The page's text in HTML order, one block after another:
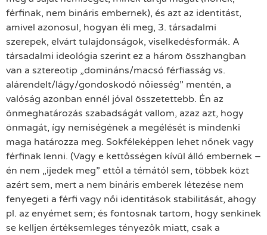
férfinak, nem bináris embernek), és azt az identitást,
amivel azonosul, hogyan éli meg, 3. társadalmi
szerepek, elvárt tulajdonságok, viselkedésformák. A
társadalmi ideológia szerint ez a három összhangban
van a sztereotip „domináns/macsó férfiasság vs.
alárendelt/lágy/gondoskodó nőiesség” mentén, a
valóság azonban ennél jóval összetettebb. Én az
önmeghatározás szabadságát vallom, azaz azt, hogy
önmagát, így nemiségének a megélését is mindenki
maga határozza meg. Sokféleképpen lehet nőnek vagy
férfinak lenni. (Vagy e kettősségen kívül álló embernek –
én nem „ijedek meg” ettől a témától sem, többek közt
azért sem, mert a nem bináris emberek létezése nem
fenyegeti a férfi vagy női identitások stabilitását, ahogy
pl. az enyémet sem; és fontosnak tartom, hogy senkinek
se kelljen értéksemleges tényezők miatt, csak a